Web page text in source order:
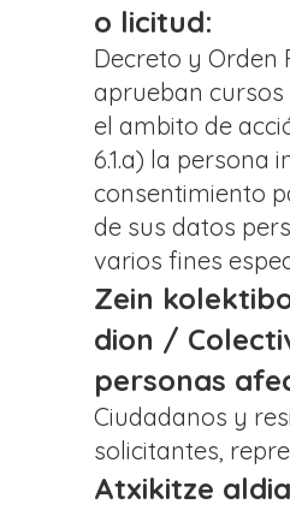
o licitud:
Decreto y Orden
aprueban
el ambito de
6.1.a) la persona
consentimiento
de sus datos
varios fines
Zein
dion /
personas
Ciudadanos y
solicitantes,
Atxikitze